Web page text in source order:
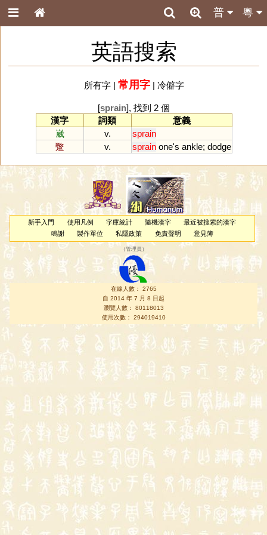
粵
普
英語搜索
所有字| 常用字| 冷僻字
[sprain], 找到 2 個
漢字
詞類
意義
崴
v.
sprain
蹩
v. sprain one's ankle; dodge
新手入門 使用凡例 字庫統計 隨機漢字
最近被搜索的漢字
鳴謝
製作單位 私隱政策 免責聲明 意見簿
（管理員 ）
在線人數： 2765
自 2014 年 7 月 8 日起
瀏覽人數： 80118013
使用次數： 294019410